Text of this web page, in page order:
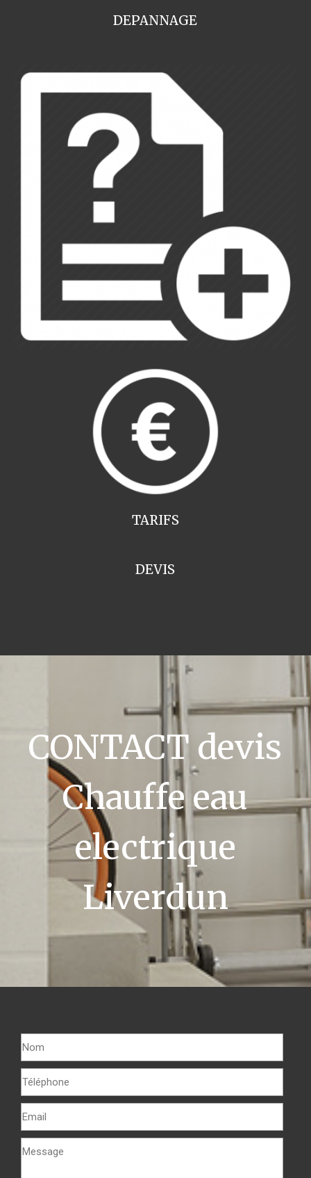
DEPANNAGE
TARIFS
DEVIS
CONTACT devis
Chauffe eau
electrique
Liverdun